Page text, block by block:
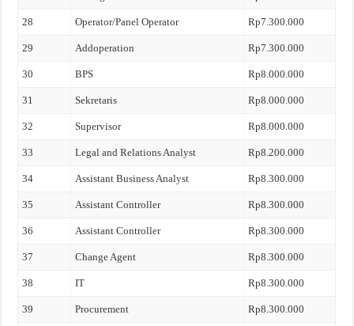
28 Operator/Panel Operator Rp7.300.000
29 Addoperation Rp7.300.000
30 BPS Rp8.000.000
31 Sekretaris Rp8.000.000
32 Supervisor Rp8.000.000
33 Legal and Relations Analyst Rp8.200.000
34 Assistant Business Analyst Rp8.300.000
35 Assistant Controller Rp8.300.000
36 Assistant Controller Rp8.300.000
37 Change Agent Rp8.300.000
38 IT Rp8.300.000
39 Procurement Rp8.300.000